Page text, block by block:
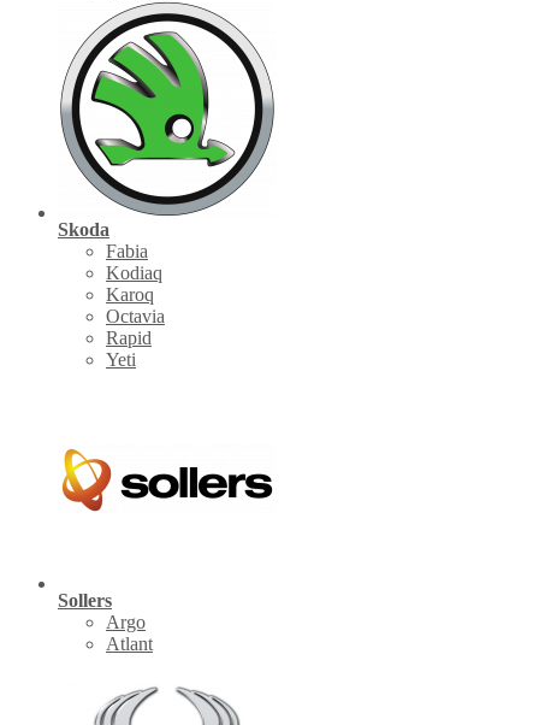
Skoda
Fabia
Kodiaq
Karoq
Octavia
Rapid
Yeti
Sollers
Argo
Atlant